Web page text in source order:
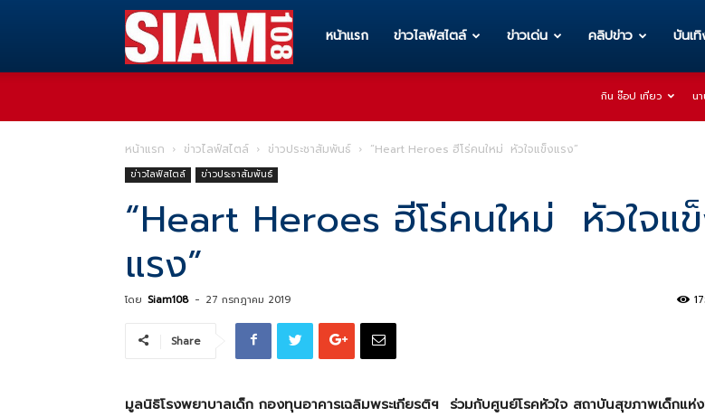
Siam108
เรื่อง
ราว
หน้าแรก ข่าวไลฟ์สไตล์ ข่าวเด่น คลิปข่าว บันเ
กิน ช๊อป เที่ยว น
หน้าแรก ข่าวไลฟ์สไตล์ ข่าวประชาสัมพันธ์ “Heart Heroes ฮีโร่คนใหม่ หัวใจแข็งแรง”
ข่าวไลฟ์สไตล์ ข่าวประชาสัมพันธ์
“Heart Heroes ฮีโร่คนใหม่ หัวใจแ
แรง”
โดย Siam108 - 27 กรกฎาคม 2019
Share
มูลนิธิโรงพยาบาลเด็ก กองทุนอาคารเฉลิมพระเกียรติฯ ร่วมกับศูนย์โรคหัวใจ สถาบันสุขภาพเด็กแห่